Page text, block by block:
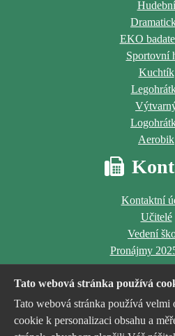
Hudební
EKO
Sportovní
Kuchtík
Aerobik
Kontaktní
Učitelé
Vedení
Pronájmy
Tato webová stránka používá
Tato webová stránka používá velmi
cookie k personalizaci obsahu a